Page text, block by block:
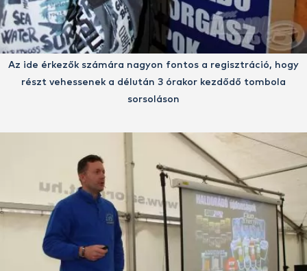
Az ide érkezők számára nagyon fontos a regisztráció, hogy
részt vehessenek a délután 3 órakor kezdődő tombola
sorsoláson